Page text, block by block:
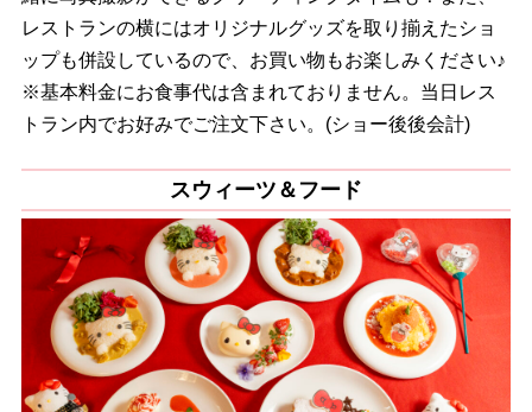
レストランの横にはオリジナルグッズを取り揃えたショ
ップも併設しているので、お買い物もお楽しみください♪
※基本料金にお食事代は含まれておりません。当日レス
トラン内でお好みでご注文下さい。(ショー後後会計)
スウィーツ＆フード